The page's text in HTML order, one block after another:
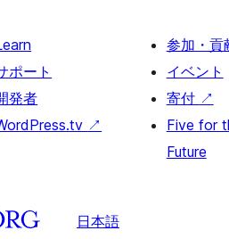
ポート
発者
↗
参加・貢
イベント
寄付 ↗
Five for
Future
日本語